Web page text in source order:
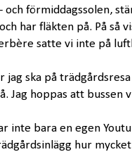
och förmiddagssolen,
har fläkten på. På så
satte vi inte på
jag ska på
Jag hoppas att bussen
inte bara en egen
hur